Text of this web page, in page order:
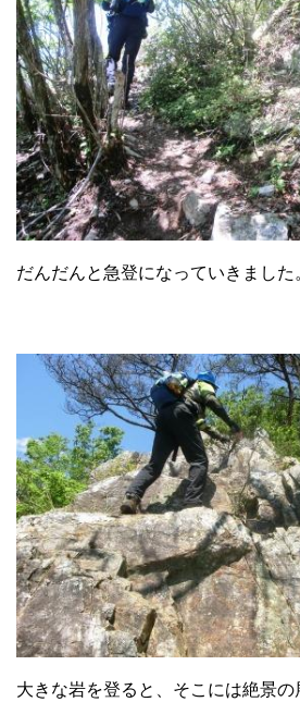
だんだんと急登になっていきました
大きな岩を登ると、そこには絶景